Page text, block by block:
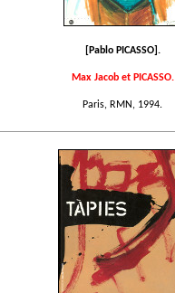
[Pablo PICASSO].
Max Jacob et PICASSO.
Paris, RMN, 1994.